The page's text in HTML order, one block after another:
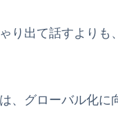
り出て話すよりも
、グローバル化に